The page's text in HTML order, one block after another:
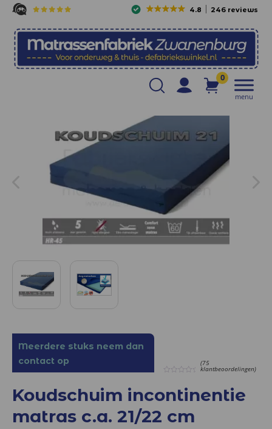
4.8 246 reviews
0
menu
Meerdere stuks neem dan
contact op
of
5
(75
klantbeoordelingen)
Koudschuim incontinentie
matras c.a. 21/22 cm